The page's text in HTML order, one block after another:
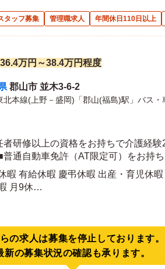
タッフ募集 管理職求人 年間休日110日以上
万円～38.4万円程度
郡山市 並木3-6-2
北本線(上野－盛岡)「郡山(福島)駅」バス・
者研修以上の資格をお持ちで介護経験
普通自動車免許（AT限定可）をお持
相談）■職種、雇用形態など多様なメ
組成されるチームのマネジメント経験
の方■店長(飲食店や販売店などの)、施
暇 有給休暇 慶弔休暇 出産・育児休暇
月9休
の求人は募集を停止しております。
新の募集状況の確認も承ります。